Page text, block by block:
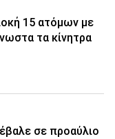
15 ατόμων με
τα κίνητρα
σε προαύλιο